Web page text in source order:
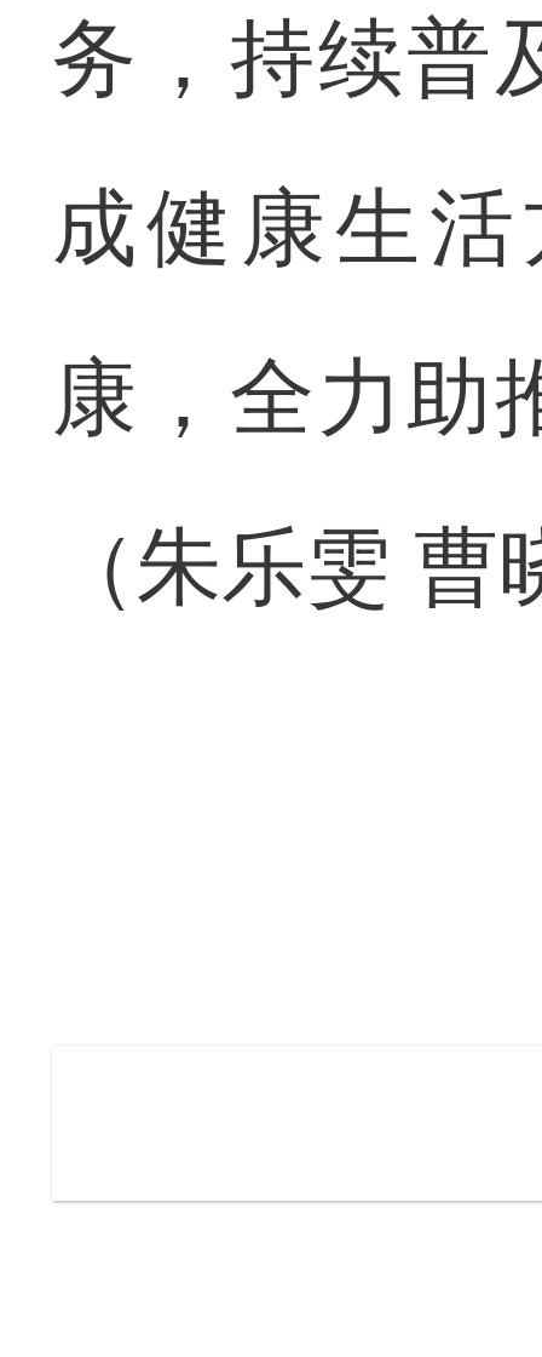
务，持续普
成健康生
康，全力助
（朱乐雯